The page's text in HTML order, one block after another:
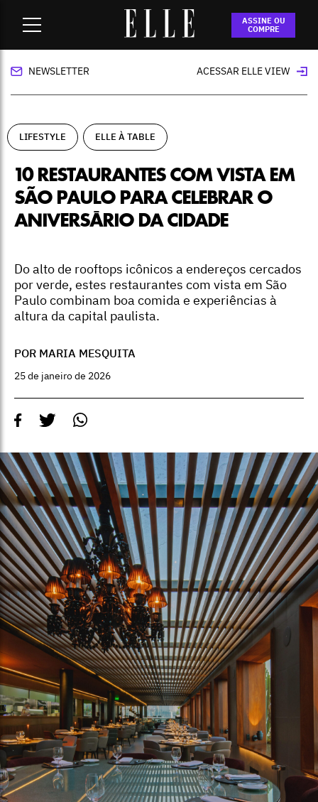
ASSINE OU
COMPRE
10 restaurantes com vista em São Paulo
para celebrar o aniversário da cidade
NEWSLETTER ACESSAR ELLE VIEW
LIFESTYLE ELLE À TABLE
10 RESTAURANTES COM VISTA EM
SÃO PAULO PARA CELEBRAR O
ANIVERSÁRIO DA CIDADE
Do alto de rooftops icônicos a endereços cercados
por verde, estes restaurantes com vista em São
Paulo combinam boa comida e experiências à
altura da capital paulista.
POR MARIA MESQUITA
25 de janeiro de 2026